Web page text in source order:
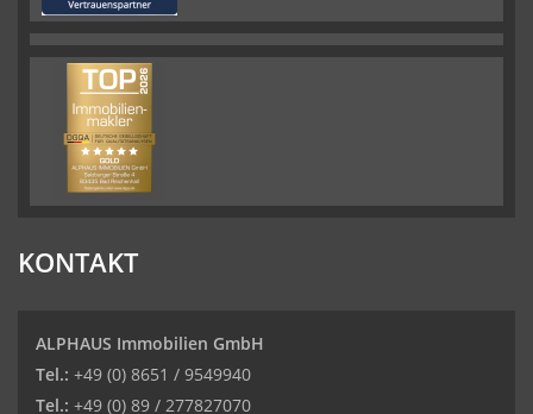
KONTAKT
ALPHAUS Immobilien GmbH
Tel.: +49 (0) 8651 / 9549940
Tel.: +49 (0) 89 / 277827070